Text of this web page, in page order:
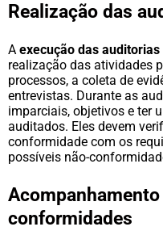
Realização das
A execução das
realização das atividades
processos, a coleta de
entrevistas. Durante as
imparciais, objetivos e ter
auditados. Eles devem
conformidade com os
possíveis não-
conformidades